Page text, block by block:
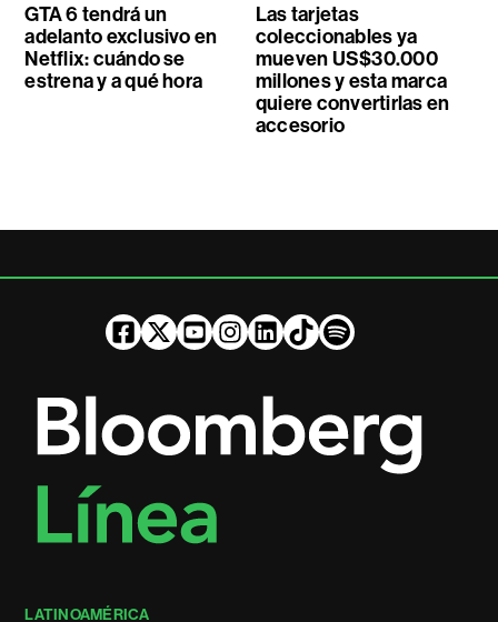
GTA 6 tendrá un
adelanto exclusivo en
Netflix: cuándo se
estrena y a qué hora
Las tarjetas
coleccionables ya
mueven US$30.000
millones y esta marca
quiere convertirlas en
accesorio
LATINOAMÉRICA